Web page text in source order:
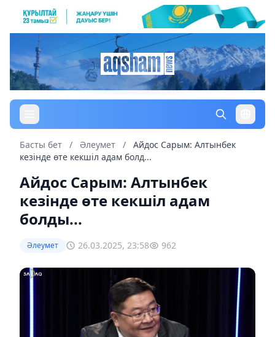
Басты бет / Әлеумет /
Айдос Сарым: Алтынбек
кезінде өте кекшіл адам болд...
Айдос Сарым: Алтынбек
кезінде өте кекшіл адам
болды...
Әлеумет 26.03.2025, 23:58 962